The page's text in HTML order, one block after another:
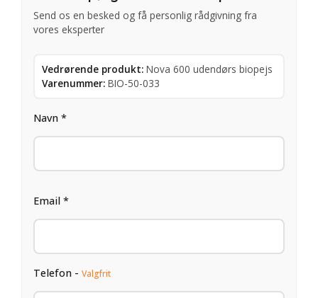
Send os en besked og få personlig rådgivning fra
vores eksperter
Vedrørende produkt: Nova 600 udendørs biopejs
Varenummer: BIO-50-033
Navn *
Email *
Telefon - Valgfrit